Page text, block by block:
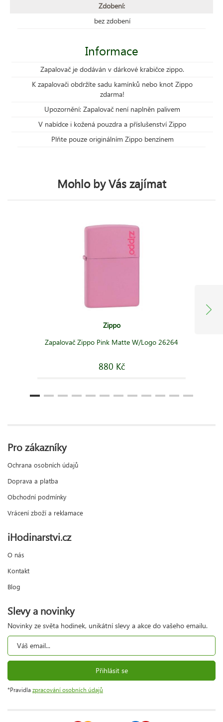
Zdobení:
bez zdobení
Informace
Zapalovač je dodáván v dárkové krabičce zippo.
K zapalovači obdržíte sadu kamínků nebo knot Zippo
zdarma!
Upozornění: Zapalovač není naplněn palivem
V nabídce i kožená pouzdra a příslušenství Zippo
Plňte pouze originálním Zippo benzínem
Mohlo by Vás zajímat
Zippo
Zapalovač Zippo Pink Matte W/Logo 26264
880 Kč
Pro zákazníky
Ochrana osobních údajů
Doprava a platba
Obchodní podmínky
Vrácení zboží a reklamace
iHodinarstvi.cz
O nás
Kontakt
Blog
Slevy a novinky
Novinky ze světa hodinek, unikátní slevy a akce do vašeho emailu.
Přihlásit se
*Pravidla zpracování osobních údajů